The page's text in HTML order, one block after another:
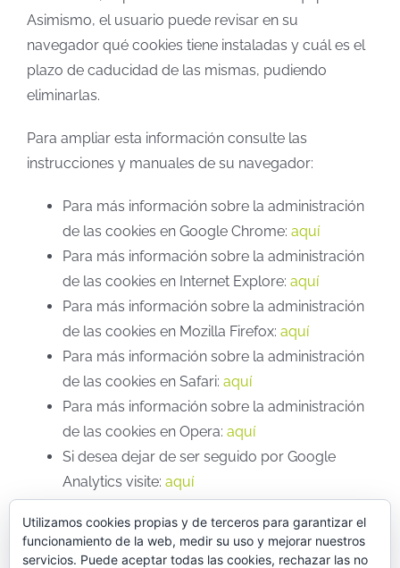
Asimismo, el usuario puede revisar en su
navegador qué cookies tiene instaladas y cuál es el
plazo de caducidad de las mismas, pudiendo
eliminarlas.
Para ampliar esta información consulte las
instrucciones y manuales de su navegador:
Para más información sobre la administración
de las cookies en Google Chrome: aquí
Para más información sobre la administración
de las cookies en Internet Explore: aquí
Para más información sobre la administración
de las cookies en Mozilla Firefox: aquí
Para más información sobre la administración
de las cookies en Safari: aquí
Para más información sobre la administración
de las cookies en Opera: aquí
Si desea dejar de ser seguido por Google
Analytics visite: aquí
Utilizamos cookies propias y de terceros para garantizar el
funcionamiento de la web, medir su uso y mejorar nuestros
servicios. Puede aceptar todas las cookies, rechazar las no